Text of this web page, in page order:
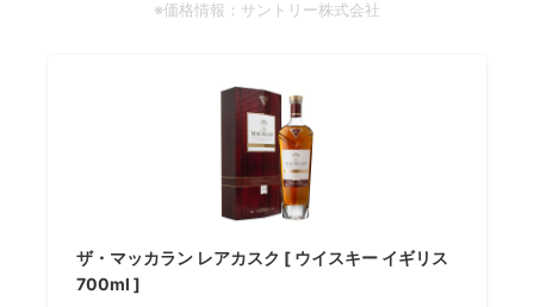
※価格情報：サントリー株式会社
ザ・マッカラン レアカスク [ ウイスキー イギリス
700ml ]